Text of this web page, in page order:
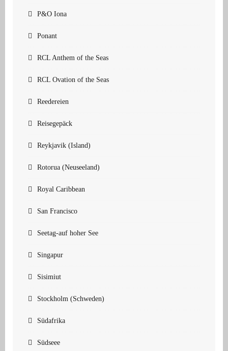
P&O Iona
Ponant
RCL Anthem of the Seas
RCL Ovation of the Seas
Reedereien
Reisegepäck
Reykjavik (Island)
Rotorua (Neuseeland)
Royal Caribbean
San Francisco
Seetag-auf hoher See
Singapur
Sisimiut
Stockholm (Schweden)
Südafrika
Südseee